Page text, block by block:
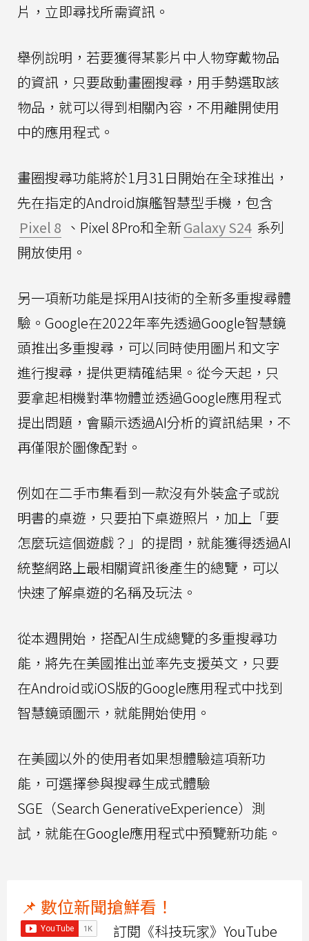
片，立即尋找所需資訊。
舉例說明，若要獲得某影片中人物穿戴物品
的資訊，只要啟動畫圈搜尋，用手勢選取該
物品，就可以得到相關內容，不用離開使用
中的應用程式。
畫圈搜尋功能將於1月31日開始在全球推出，
先在指定的Android旗艦智慧型手機，包含
Pixel 8 、Pixel 8Pro和全新Galaxy S24 系列
開放使用。
另一項新功能是採用AI技術的全新多重搜尋體
驗。Google在2022年率先透過Google智慧鏡
頭推出多重搜尋，可以同時使用圖片和文字
進行搜尋，提供更精確結果。從今天起，只
要拿起相機對準物體並透過Google應用程式
提出問題，會顯示透過AI分析的資訊結果，不
再僅限於圖像配對。
例如在二手市集看到一款沒有外裝盒子或說
明書的桌遊，只要拍下桌遊照片，加上「要
怎麼玩這個遊戲？」的提問，就能獲得透過AI
統整網路上最相關資訊後產生的總覽，可以
快速了解桌遊的名稱及玩法。
從本週開始，搭配AI生成總覽的多重搜尋功
能，將先在美國推出並率先支援英文，只要
在Android或iOS版的Google應用程式中找到
智慧鏡頭圖示，就能開始使用。
在美國以外的使用者如果想體驗這項新功
能，可選擇參與搜尋生成式體驗
SGE（Search GenerativeExperience）測
試，就能在Google應用程式中預覽新功能。
📌 數位新聞搶鮮看！
訂閱《科技玩家》YouTube